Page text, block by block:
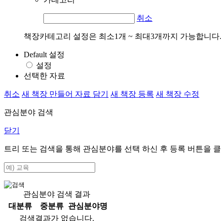
취소
책장카테고리 설정은 최소1개 ~ 최대3개까지 가능합니다.
Default 설정
설정
선택한 자료
취소 새 책장 만들어 자료 담기 새 책장 등록 새 책장 수정
관심분야 검색
닫기
트리 또는 검색을 통해 관심분야를 선택 하신 후 등록 버튼을
관심분야 검색 결과
대분류
중분류
관심분야명
검색결과가 없습니다.